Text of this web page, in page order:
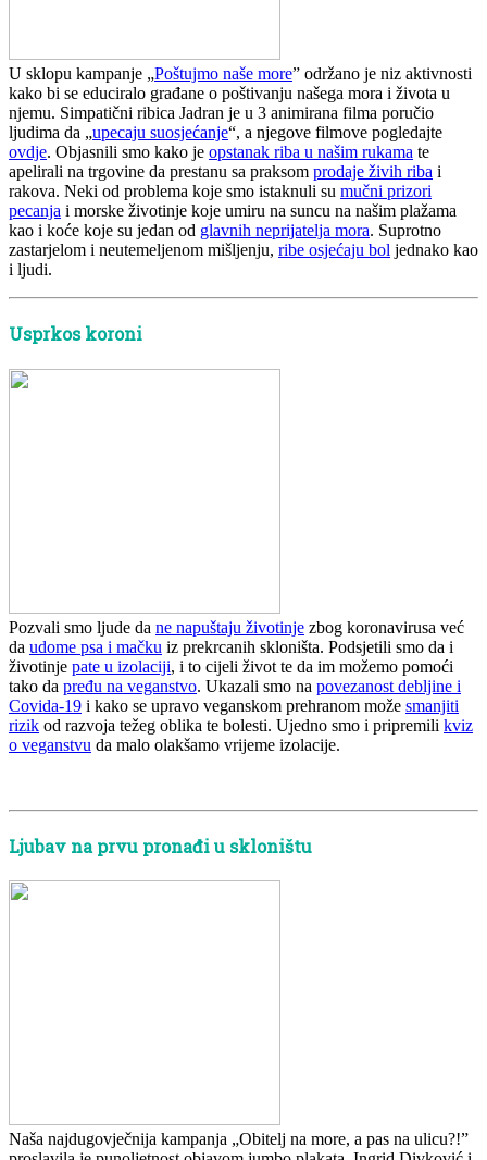
U sklopu kampanje „Poštujmo naše more” održano je niz aktivnosti
kako bi se educiralo građane o poštivanju našega mora i života u
njemu. Simpatični ribica Jadran je u 3 animirana filma poručio
ljudima da „upecaju suosjećanje“, a njegove filmove pogledajte
ovdje. Objasnili smo kako je opstanak riba u našim rukama te
apelirali na trgovine da prestanu sa praksom prodaje živih riba i
rakova. Neki od problema koje smo istaknuli su mučni prizori
pecanja i morske životinje koje umiru na suncu na našim plažama
kao i koće koje su jedan od glavnih neprijatelja mora. Suprotno
zastarjelom i neutemeljenom mišljenju, ribe osjećaju bol jednako kao
i ljudi.
Usprkos koroni
Pozvali smo ljude da ne napuštaju životinje zbog koronavirusa već
da udome psa i mačku iz prekrcanih skloništa. Podsjetili smo da i
životinje pate u izolaciji, i to cijeli život te da im možemo pomoći
tako da pređu na veganstvo. Ukazali smo na povezanost debljine i
Covida-19 i kako se upravo veganskom prehranom može smanjiti
rizik od razvoja težeg oblika te bolesti. Ujedno smo i pripremili kviz
o veganstvu da malo olakšamo vrijeme izolacije.
Ljubav na prvu pronađi u skloništu
Naša najdugovječnija kampanja „Obitelj na more, a pas na ulicu?!”